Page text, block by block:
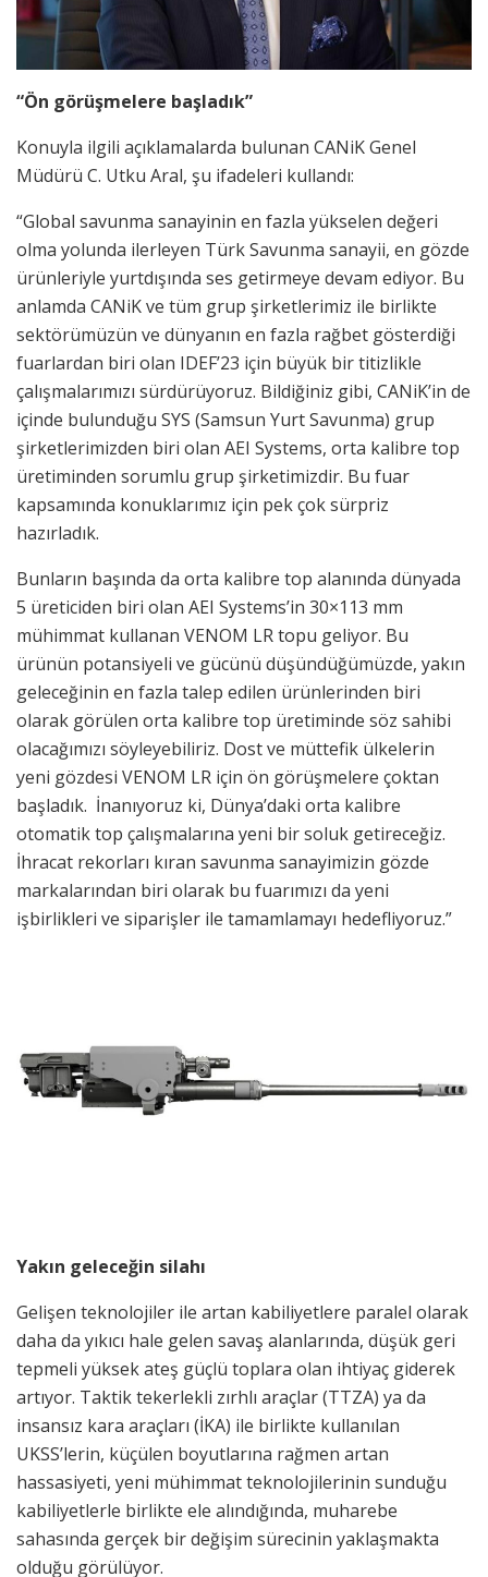
“Ön görüşmelere başladık”
Konuyla ilgili açıklamalarda bulunan CANiK Genel
Müdürü C. Utku Aral, şu ifadeleri kullandı:
“Global savunma sanayinin en fazla yükselen değeri
olma yolunda ilerleyen Türk Savunma sanayii, en gözde
ürünleriyle yurtdışında ses getirmeye devam ediyor. Bu
anlamda CANiK ve tüm grup şirketlerimiz ile birlikte
sektörümüzün ve dünyanın en fazla rağbet gösterdiği
fuarlardan biri olan IDEF’23 için büyük bir titizlikle
çalışmalarımızı sürdürüyoruz. Bildiğiniz gibi, CANiK’in de
içinde bulunduğu SYS (Samsun Yurt Savunma) grup
şirketlerimizden biri olan AEI Systems, orta kalibre top
üretiminden sorumlu grup şirketimizdir. Bu fuar
kapsamında konuklarımız için pek çok sürpriz
hazırladık.
Bunların başında da orta kalibre top alanında dünyada
5 üreticiden biri olan AEI Systems’in 30×113 mm
mühimmat kullanan VENOM LR topu geliyor. Bu
ürünün potansiyeli ve gücünü düşündüğümüzde, yakın
geleceğinin en fazla talep edilen ürünlerinden biri
olarak görülen orta kalibre top üretiminde söz sahibi
olacağımızı söyleyebiliriz. Dost ve müttefik ülkelerin
yeni gözdesi VENOM LR için ön görüşmelere çoktan
başladık. İnanıyoruz ki, Dünya’daki orta kalibre
otomatik top çalışmalarına yeni bir soluk getireceğiz.
İhracat rekorları kıran savunma sanayimizin gözde
markalarından biri olarak bu fuarımızı da yeni
işbirlikleri ve siparişler ile tamamlamayı hedefliyoruz.”
Yakın geleceğin silahı
Gelişen teknolojiler ile artan kabiliyetlere paralel olarak
daha da yıkıcı hale gelen savaş alanlarında, düşük geri
tepmeli yüksek ateş güçlü toplara olan ihtiyaç giderek
artıyor. Taktik tekerlekli zırhlı araçlar (TTZA) ya da
insansız kara araçları (İKA) ile birlikte kullanılan
UKSS’lerin, küçülen boyutlarına rağmen artan
hassasiyeti, yeni mühimmat teknolojilerinin sunduğu
kabiliyetlerle birlikte ele alındığında, muharebe
sahasında gerçek bir değişim sürecinin yaklaşmakta
olduğu görülüyor.